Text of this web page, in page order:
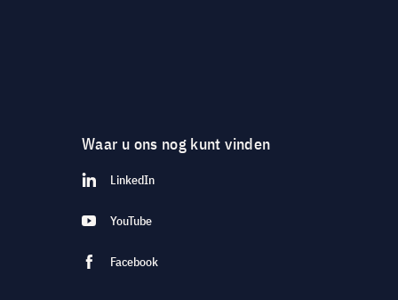
Waar u ons nog kunt vinden
LinkedIn
YouTube
Facebook